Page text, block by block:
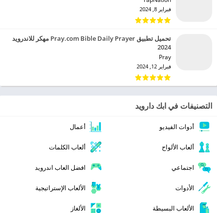
ACHRAF HAMOUCHE‏
يناير 30, 2024
تحميل لعبة American Sniper 3D مهكرة للاندرويد 2024
TapNation‏
فبراير 8, 2024
تحميل تطبيق Pray.com Bible Daily Prayer مهكر للاندرويد
2024
التصنيفات في ابك دارويد
أدوات الفيديو أعمال
ألعاب الألواح ألعاب الكلمات